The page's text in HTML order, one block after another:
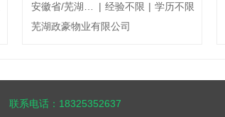
| 经验不限 | 学历不限
芜湖政豪物业有限公司
联系电话：18325352637